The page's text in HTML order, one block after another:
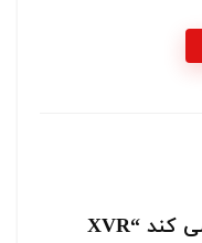
اولین نفری باشید که بررسی می کند “XVR